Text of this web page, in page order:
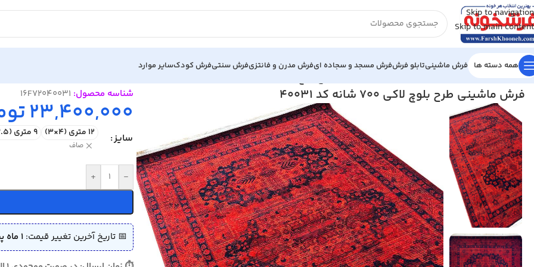
Skip to navigation
Skip to main content
همه دسته ها فرش ماشینیتابلو فرشفرش مسجد و سجاده ایفرش مدرن و فانتزیفرش سنتیفرش کودکسایر موارد
خانه/فرش ماشینی
فرش ماشینی طرح بلوچ لاکی 700 شانه کد 40031 شناسه محصول: 16F72040031
23,400,000
سایز 12 متری (4×3) 9 متری (3.5×2.5)
صاف
-
+
📅 تاریخ آخرین تغییر قیمت: 1 ماه پیش (1405/04/02)